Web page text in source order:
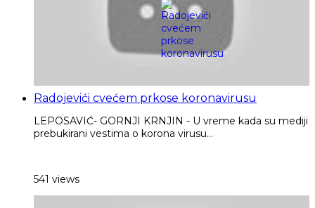
Radojevići cvećem prkose koronavirusu
LEPOSAVIĆ- GORNJI KRNJIN - U vreme kada su mediji
prebukirani vestima o korona virusu...
541 views